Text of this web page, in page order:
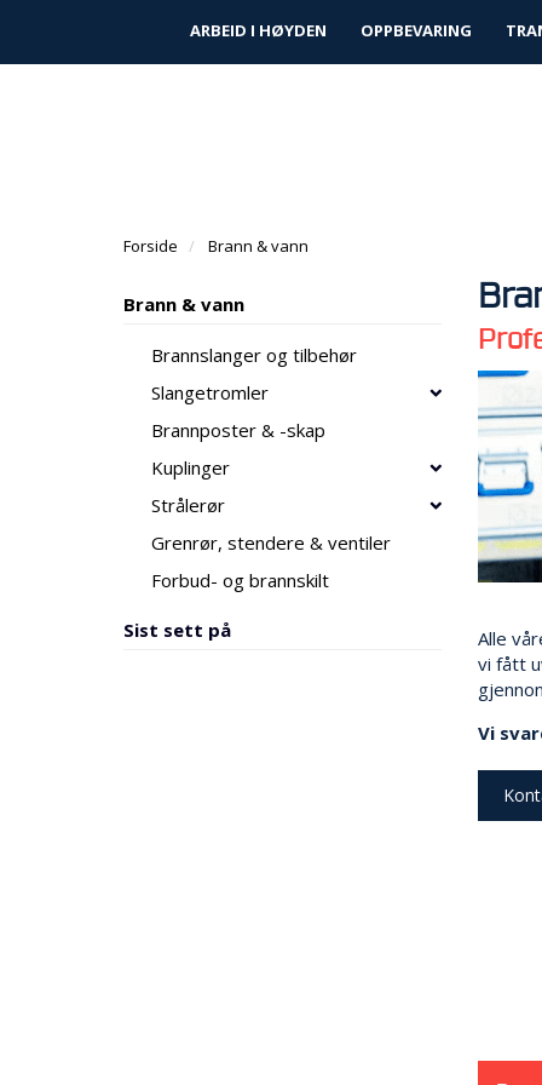
Finn forhandler| Kundeservice|
ARBEID I HØYDEN OPPBEVARING
Forside Brann & vann
Brann & vann
Brannslanger og tilbehør
Slangetromler
Brannposter & -skap
Kuplinger
Strålerør
Grenrør, stendere & ventiler
Forbud- og brannskilt
Sist sett på
Alle
vi fått
Vi